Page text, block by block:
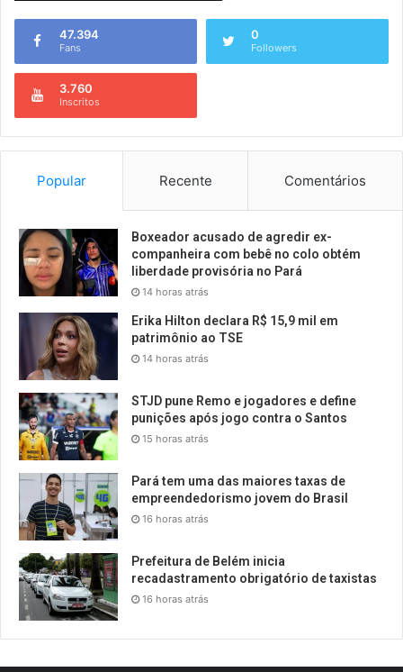
47.394
Fans
0
Followers
3.760
Inscritos
Popular Recente Comentários
Boxeador acusado de agredir ex-
companheira com bebê no colo obtém
liberdade provisória no Pará
14 horas atrás
Erika Hilton declara R$ 15,9 mil em
patrimônio ao TSE
14 horas atrás
STJD pune Remo e jogadores e define
punições após jogo contra o Santos
15 horas atrás
Pará tem uma das maiores taxas de
empreendedorismo jovem do Brasil
16 horas atrás
Prefeitura de Belém inicia
recadastramento obrigatório de taxistas
16 horas atrás